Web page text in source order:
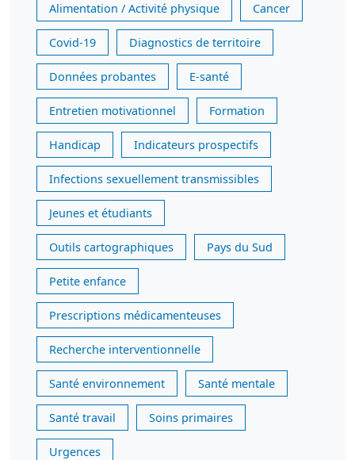
Alimentation / Activité physique Cancer
Covid-19 Diagnostics de territoire
Données probantes E-santé
Entretien motivationnel Formation
Handicap Indicateurs prospectifs
Infections sexuellement transmissibles
Jeunes et étudiants
Outils cartographiques Pays du Sud
Petite enfance
Prescriptions médicamenteuses
Recherche interventionnelle
Santé environnement Santé mentale
Santé travail Soins primaires
Urgences